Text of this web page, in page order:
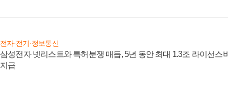
전자·전기·정보통신
삼성전자 넷리스트와 특허분쟁 매듭, 5년 동안 최대 1.3조 라이선스비
지급